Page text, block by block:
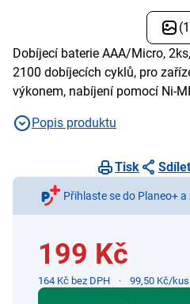
Dobíjecí baterie AAA/Micro,
2100 dobíjecích cyklů, pro
výkonem, nabíjení pomocí Ni-
Popis produktu
Tisk
Přihlaste se do Planeo+ a
199 Kč
164 Kč bez DPH 99,50 Kč/kus